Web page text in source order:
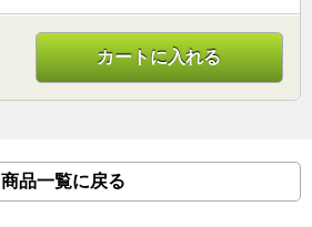
カートに入れる
商品一覧に戻る